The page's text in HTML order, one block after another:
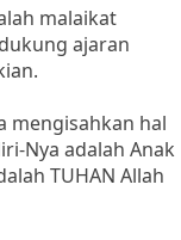
malaikat
ajaran
mengisahkan hal
Nya adalah Anak
TUHAN Allah